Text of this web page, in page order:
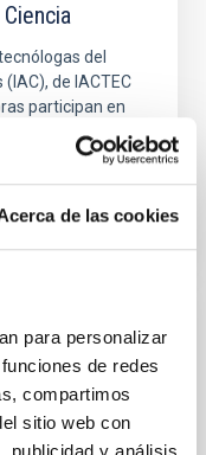
de las cookies
para personalizar
de redes
compartimos
sitio web con
publicidad y análisis
del
de IACTEC
participan en
conmemora el
varios